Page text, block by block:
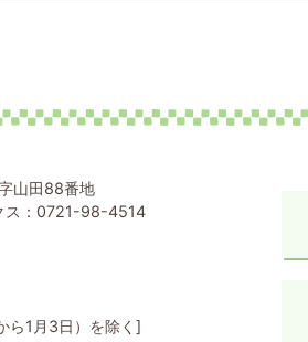
山田88番地
ス：0721-98-4514
ら1月3日）を除く]